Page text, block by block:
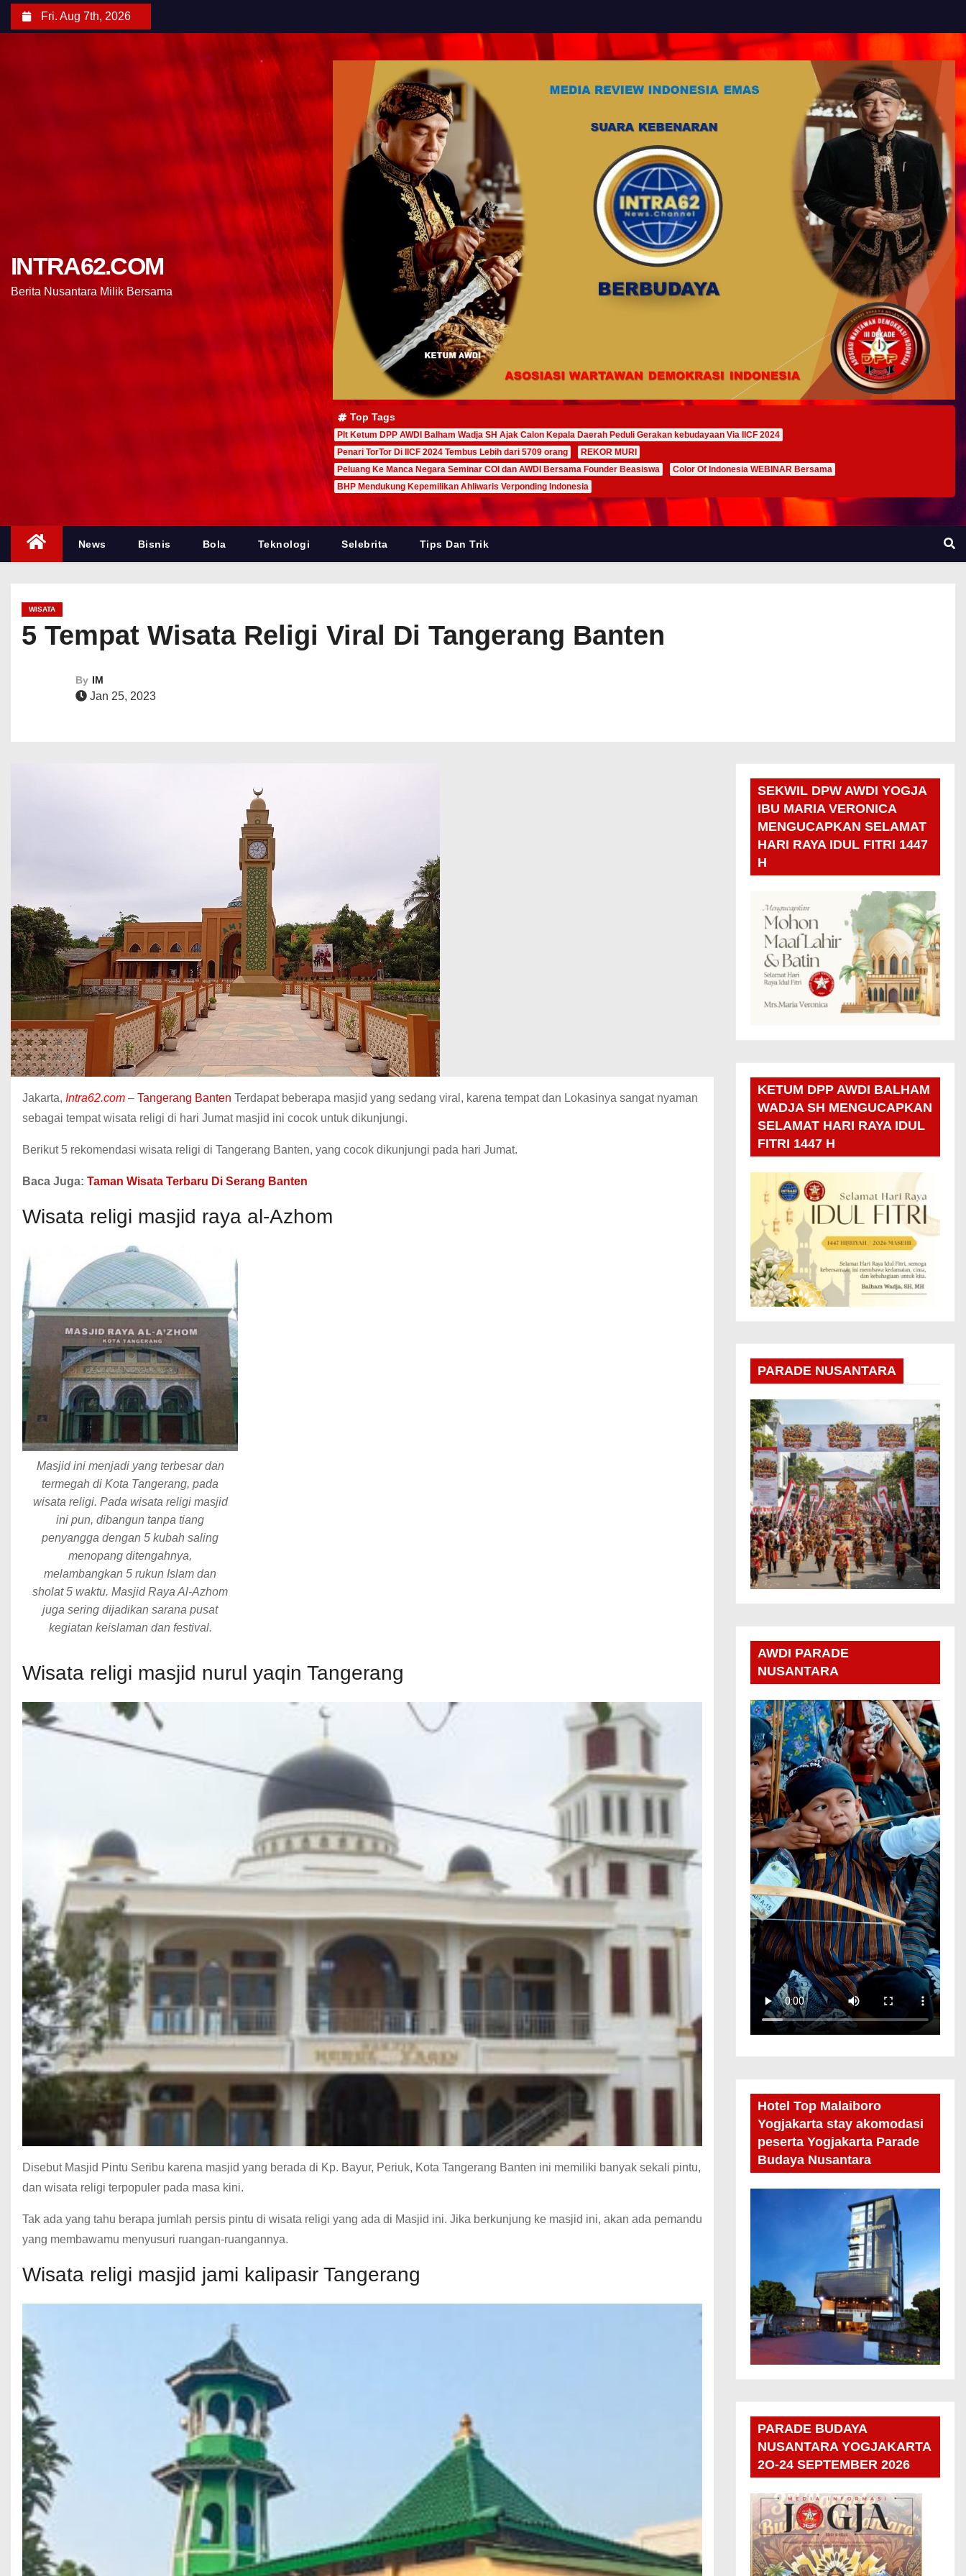
Fri. Aug 7th, 2026
INTRA62.COM
Berita Nusantara Milik Bersama
Top Tags
Plt Ketum DPP AWDI Balham Wadja SH Ajak Calon Kepala Daerah Peduli Gerakan kebudayaan Via IICF 2024
Penari TorTor Di IICF 2024 Tembus Lebih dari 5709 orang
REKOR MURI
Peluang Ke Manca Negara Seminar COI dan AWDI Bersama Founder Beasiswa
Color Of Indonesia WEBINAR Bersama
BHP Mendukung Kepemilikan Ahliwaris Verponding Indonesia
News Bisnis Bola Teknologi Selebrita Tips Dan Trik
WISATA
5 Tempat Wisata Religi Viral Di Tangerang Banten
By IM
Jan 25, 2023
Jakarta, Intra62.com – Tangerang Banten Terdapat beberapa masjid yang sedang viral, karena tempat dan Lokasinya sangat nyaman
sebagai tempat wisata religi di hari Jumat masjid ini cocok untuk dikunjungi.
Berikut 5 rekomendasi wisata religi di Tangerang Banten, yang cocok dikunjungi pada hari Jumat.
Baca Juga: Taman Wisata Terbaru Di Serang Banten
Wisata religi masjid raya al-Azhom
Masjid ini menjadi yang terbesar dan
termegah di Kota Tangerang, pada
wisata religi. Pada wisata religi masjid
ini pun, dibangun tanpa tiang
penyangga dengan 5 kubah saling
menopang ditengahnya,
melambangkan 5 rukun Islam dan
sholat 5 waktu. Masjid Raya Al-Azhom
juga sering dijadikan sarana pusat
kegiatan keislaman dan festival.
Wisata religi masjid nurul yaqin Tangerang
Disebut Masjid Pintu Seribu karena masjid yang berada di Kp. Bayur, Periuk, Kota Tangerang Banten ini memiliki banyak sekali pintu,
dan wisata religi terpopuler pada masa kini.
Tak ada yang tahu berapa jumlah persis pintu di wisata religi yang ada di Masjid ini. Jika berkunjung ke masjid ini, akan ada pemandu
yang membawamu menyusuri ruangan-ruangannya.
Wisata religi masjid jami kalipasir Tangerang
SEKWIL DPW AWDI YOGJA
IBU MARIA VERONICA
MENGUCAPKAN SELAMAT
HARI RAYA IDUL FITRI 1447
H
KETUM DPP AWDI BALHAM
WADJA SH MENGUCAPKAN
SELAMAT HARI RAYA IDUL
FITRI 1447 H
PARADE NUSANTARA
AWDI PARADE
NUSANTARA
Hotel Top Malaiboro
Yogjakarta stay akomodasi
peserta Yogjakarta Parade
Budaya Nusantara
PARADE BUDAYA
NUSANTARA YOGJAKARTA
2O-24 SEPTEMBER 2026